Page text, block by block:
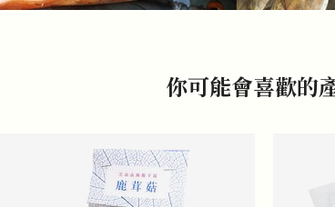
你可能會喜歡的